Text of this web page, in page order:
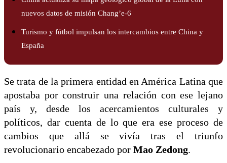
nuevos datos de misión Chang’e-6
Turismo y fútbol impulsan los intercambios entre China y
España
Se trata de la primera entidad en América Latina que
apostaba por construir una relación con ese lejano
país y, desde los acercamientos culturales y
políticos, dar cuenta de lo que era ese proceso de
cambios que allá se vivía tras el triunfo
revolucionario encabezado por Mao Zedong.